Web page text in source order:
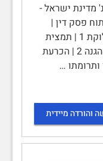
נ' מדינת ישראל -
פסק דין |
תוכן עניינים | הצגת המקרה והמחלוקת 1 | תמצית
טיעוני התביעה 2 | תמצית טיעוני ההגנה 2 | הכרעת
והורדה מיידית